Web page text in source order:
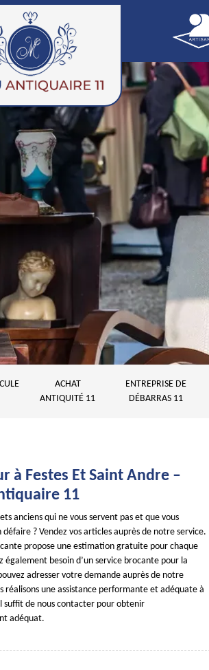
ACHAT
ANTIQUITÉ 11
ENTREPRISE DE
DÉBARRAS 11
à Festes Et Saint Andre –
11
anciens qui ne vous servent pas et que vous
défaire ? Vendez vos articles auprès de notre service.
propose une estimation gratuite pour chaque
également besoin d’un service brocante pour la
adresser votre demande auprès de notre
réalisons une assistance performante et adéquate à
suffit de nous contacter pour obtenir
adéquat.